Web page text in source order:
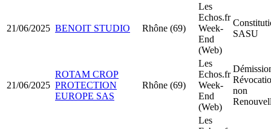
21/06/2025 BENOIT STUDIO Rhône (69)
Les
Echos.fr
Week-
End
(Web)
SASU
21/06/2025
ROTAM CROP
PROTECTION
EUROPE SAS
Rhône (69)
Les
Echos.fr
Week-
End
(Web)
non
Les